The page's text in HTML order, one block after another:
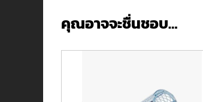
คุณอาจจะชื่นชอบ…